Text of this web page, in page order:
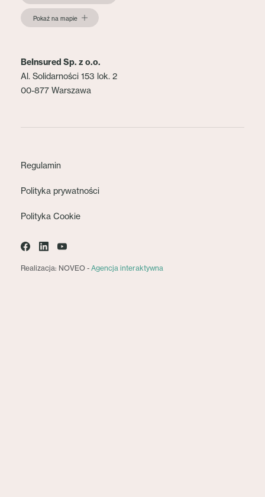
Pokaż na mapie
BeInsured Sp. z o.o.
Al. Solidarności 153 lok. 2
00-877 Warszawa
Regulamin
Polityka prywatności
Polityka Cookie
Realizacja: NOVEO - Agencja interaktywna